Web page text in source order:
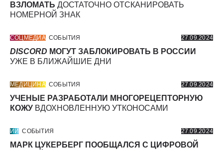
ВЗЛОМАТЬ ДОСТАТОЧНО ОТСКАНИРОВАТЬ
НОМЕРНОЙ ЗНАК
СОЦМЕДИА СОБЫТИЯ 27.09.2024
DISCORD МОГУТ ЗАБЛОКИРОВАТЬ В РОССИИ
УЖЕ В БЛИЖАЙШИЕ ДНИ
МЕДИЦИНА СОБЫТИЯ 27.09.2024
УЧЕНЫЕ РАЗРАБОТАЛИ МНОГОРЕЦЕПТОРНУЮ
КОЖУ ВДОХНОВЛЕННУЮ УТКОНОСАМИ
ИИ СОБЫТИЯ 27.09.2024
МАРК ЦУКЕРБЕРГ ПООБЩАЛСЯ С ЦИФРОВОЙ